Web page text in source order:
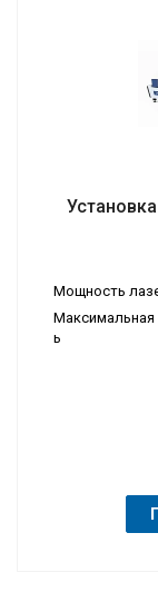
Мощность
Максимальная
ь